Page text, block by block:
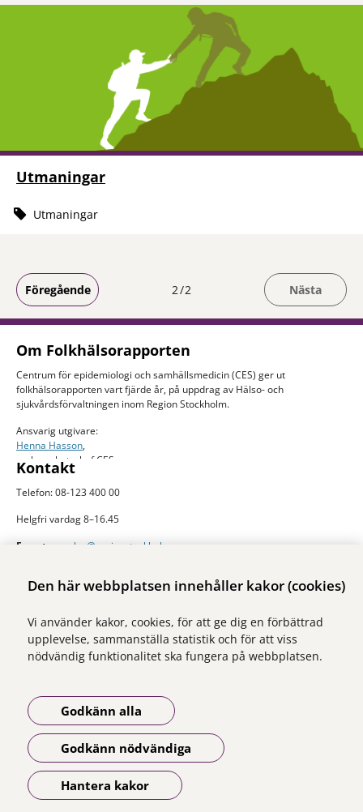
Den här webbplatsen innehåller kakor (cookies)
Vi använder kakor, cookies, för att ge dig en förbättrad
upplevelse, sammanställa statistik och för att viss
nödvändig funktionalitet ska fungera på webbplatsen.
Godkänn alla
Godkänn nödvändiga
Hantera kakor
Utmaningar
Utmaningar
Föregående Du är på sida
2 2 Nästa
Om Folkhälsorapporten
Centrum för epidemiologi och samhällsmedicin (CES) ger ut
folkhälsorapporten vart fjärde år, på uppdrag av Hälso- och
sjukvårdsförvaltningen inom Region Stockholm.
Ansvarig utgivare:
Henna Hasson,
verksamhetschef CES
Kontakt
Telefon: 08-123 400 00
Helgfri vardag 8–16.45
E-post:
ces.slso@regionstockholm.se
Mer folkhälsodata
Stockholms län. Sidan drivs av Centrum för epidemiologi och
samhällsmedicin inom Region Stockholm.
Besök webbplatsen
Vi ingår i Stockholms läns sjukvårdsområde som erbjuder hälso- och
sjukvård i Region Stockholms regi.